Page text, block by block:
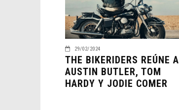
29/02/2024
THE BIKERIDERS REÚNE A
AUSTIN BUTLER, TOM
HARDY Y JODIE COMER